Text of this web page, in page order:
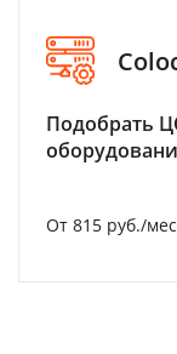
Подобрать
От 815 руб./